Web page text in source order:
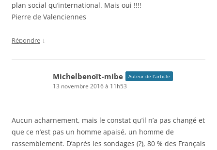
plan social qu’international. Mais oui !!!!
Pierre de Valenciennes
Répondre ↓
Michelbenoît-mibe Auteur de l’article
13 novembre 2016 à 11h53
Aucun acharnement, mais le constat qu’il n’a pas changé et
que ce n’est pas un homme apaisé, un homme de
rassemblement. D’après les sondages (?), 80 % des Français